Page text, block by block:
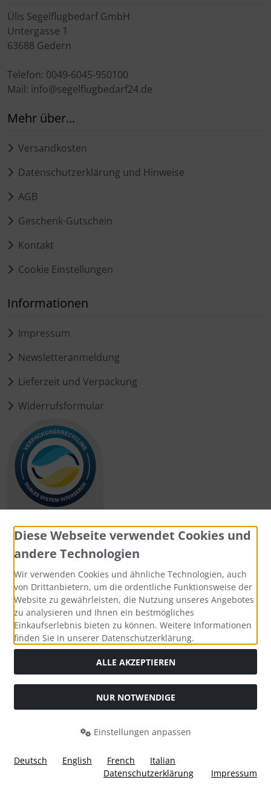
Ülis Segelflugbedarf GmbH
Untergasse 1
63688 Gedern
Telefon: 0049-6045-950100
Mail: info@segelflugbedarf24.de
Mehr über...
Versandkosten
Datenschutzerklärung und Hinweise
AGB
Geschenk-Gutschein
Kontakt
Cookie Einstellungen
Informationen
Impressum
Newsletteranmeldung
Lieferzeit und Verpackung
Widerrufsformular
Zahlungsmethoden
Social Media
Widerrufsformular
Diese Webseite verwendet Cookies und
andere Technologien
Wir verwenden Cookies und ähnliche Technologien, auch
von Drittanbietern, um die ordentliche Funktionsweise der
Website zu gewährleisten, die Nutzung unseres Angebotes
zu analysieren und Ihnen ein bestmögliches
Einkaufserlebnis bieten zu können. Weitere Informationen
finden Sie in unserer Datenschutzerklärung.
ALLE AKZEPTIEREN
NUR NOTWENDIGE
Einstellungen anpassen
Deutsch English French
Italian
Datenschutzerklärung
Impressum